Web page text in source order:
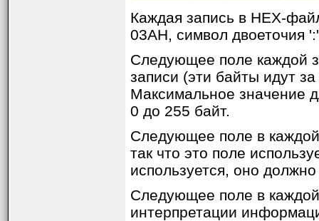
Каждая запись в HEX-
03AH, символ двоеточия
Следующее поле каждой
записи (эти байты идут
Максимальное значение
0 до 255 байт.
Следующее поле в
так что это поле
используется, оно
Следующее поле в
интерпретации